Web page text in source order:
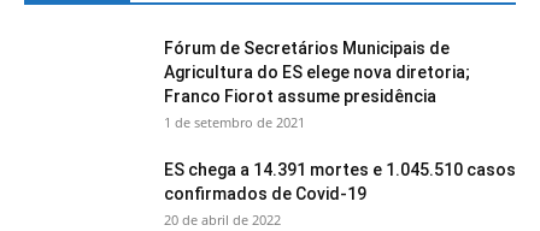
Fórum de Secretários Municipais de
Agricultura do ES elege nova diretoria;
Franco Fiorot assume presidência
1 de setembro de 2021
ES chega a 14.391 mortes e 1.045.510 casos
confirmados de Covid-19
20 de abril de 2022